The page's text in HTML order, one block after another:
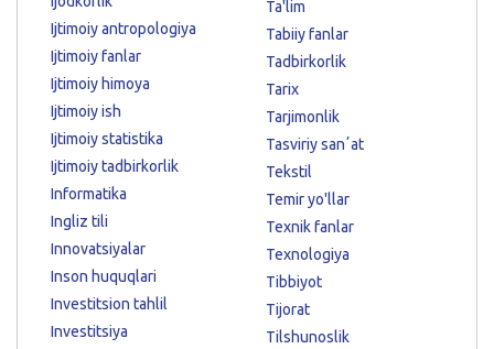
Ijtimoiy antropologiya
Ijtimoiy fanlar
Ijtimoiy himoya
Ijtimoiy ish
Ijtimoiy statistika
Ijtimoiy tadbirkorlik
Informatika
Ingliz tili
Innovatsiyalar
Inson huquqlari
Investitsion tahlil
Investitsiya
Ta'lim
Tabiiy fanlar
Tadbirkorlik
Tarix
Tarjimonlik
Tasviriy sanʼat
Tekstil
Temir yo'llar
Texnik fanlar
Texnologiya
Tibbiyot
Tijorat
Tilshunoslik